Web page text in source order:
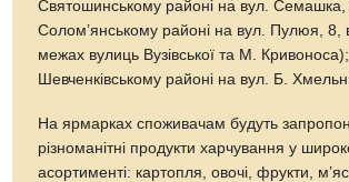
Святошинському районі на вул. Семашка,
Солом’янському районі на вул. Пулюя, 8,
межах вулиць Вузівської та М. Кривоноса);
Шевченківському районі на вул. Б.
На ярмарках споживачам будуть
різноманітні продукти харчування у
асортименті: картопля, овочі, фрукти,